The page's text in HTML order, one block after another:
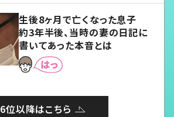
生後8ヶ月で亡くなった息子
約3年半後、当時の妻の日記に
書いてあった本音とは
6位以降はこちら